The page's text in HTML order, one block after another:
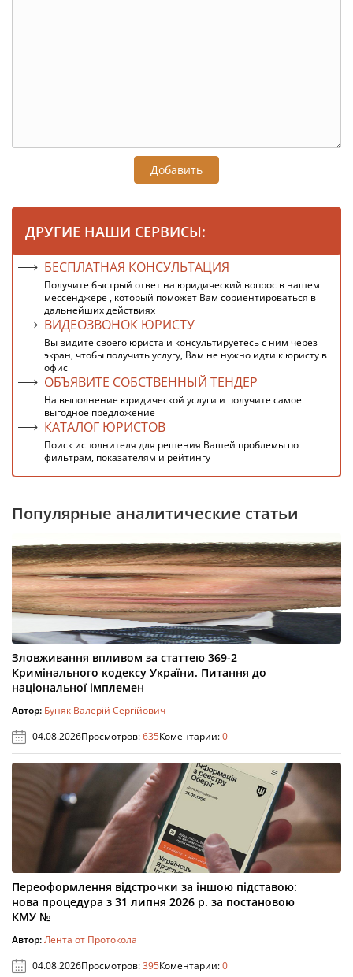
Добавить
ДРУГИЕ НАШИ СЕРВИСЫ:
БЕСПЛАТНАЯ КОНСУЛЬТАЦИЯ
Получите быстрый ответ на юридический вопрос в нашем
мессенджере , который поможет Вам сориентироваться в
дальнейших действиях
ВИДЕОЗВОНОК ЮРИСТУ
Вы видите своего юриста и консультируетесь с ним через
экран, чтобы получить услугу, Вам не нужно идти к юристу в
офис
ОБЪЯВИТЕ СОБСТВЕННЫЙ ТЕНДЕР
На выполнение юридической услуги и получите самое
выгодное предложение
КАТАЛОГ ЮРИСТОВ
Поиск исполнителя для решения Вашей проблемы по
фильтрам, показателям и рейтингу
Популярные аналитические статьи
Зловживання впливом за статтею 369-2
Кримінального кодексу України. Питання до
національної імплемен
Автор: Буняк Валерій Сергійович
04.08.2026Просмотров:635Коментарии:0
Переоформлення відстрочки за іншою підставою:
нова процедура з 31 липня 2026 р. за постановою
КМУ №
Автор:Лента от Протокола
04.08.2026Просмотров:395Коментарии:0